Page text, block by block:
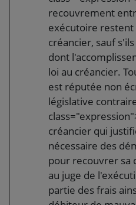
recouvrement
exécutoire restent
créancier, sauf
dont
loi au créancier.
est réputée non
législative
créancier qui
nécessaire des
pour recouvrer sa
au juge de
partie des frais